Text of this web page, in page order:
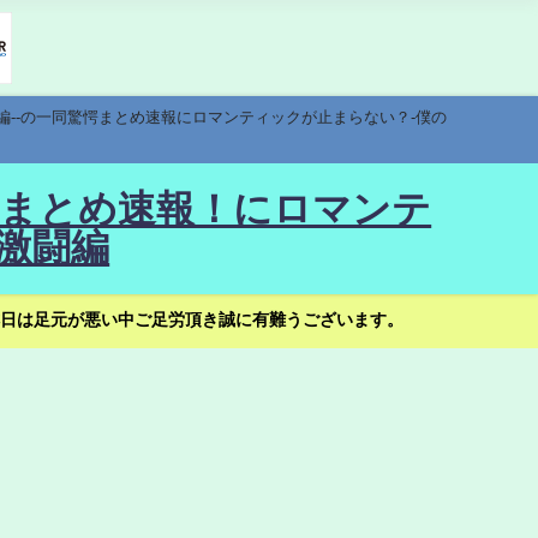
の一同驚愕まとめ速報にロマンティックが止まらない？-僕の
とめ速報！にロマンテ
闘編
足元が悪い中ご足労頂き誠に有難うございます。